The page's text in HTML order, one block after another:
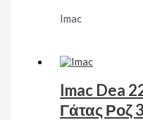
Imac
Imac Dea
Γάτας Ροζ